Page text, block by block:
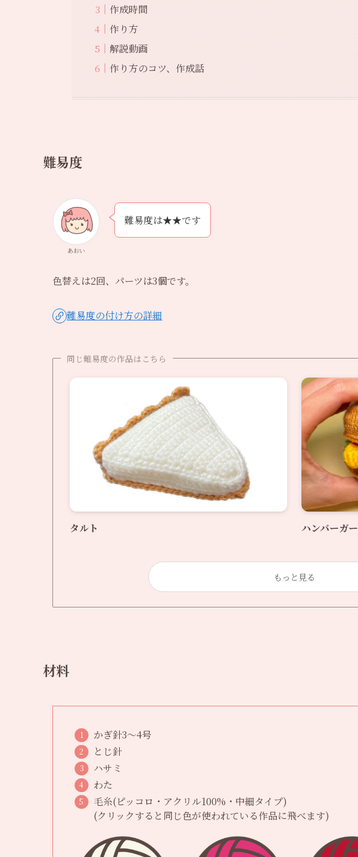
作成時間
作り方
解説動画
作り方のコツ、作成話
難易度
あおい
難易度は★★です
色替えは2回、パーツは3個です。
難易度の付け方の詳細
同じ難易度の作品はこちら
タルト ハンバーガー
もっと見る
材料
かぎ針3〜4号
とじ針
ハサミ
わた
毛糸(ピッコロ・アクリル100%・中細タイプ)
(クリックすると同じ色が使われている作品に飛べます)